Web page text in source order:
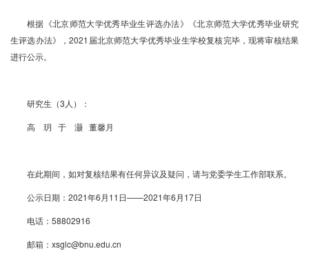
根据《北京师范大学优秀毕业生评选办法》《北京师范大学优秀毕业研究
生评选办法》，2021届北京师范大学优秀毕业生学校复核完毕，现将审核结果
进行公示。
研究生（3人）：
高 玥 于 灏 董馨月
在此期间，如对复核结果有任何异议及疑问，请与党委学生工作部联系。
公示日期：2021年6月11日——2021年6月17日
电话：58802916
邮箱：xsglc@bnu.edu.cn